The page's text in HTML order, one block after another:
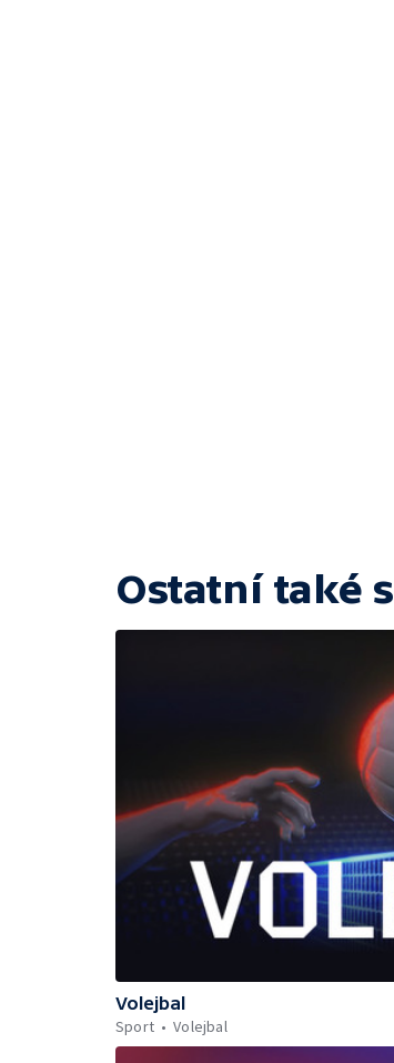
Ostatní také
Volejbal
Sport
Volejbal